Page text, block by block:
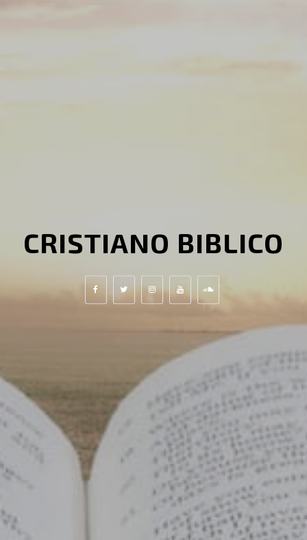
CRISTIANO BIBLICO